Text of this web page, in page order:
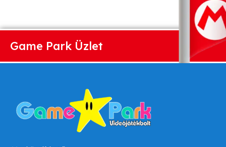
Game Park Üzlet